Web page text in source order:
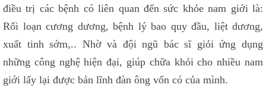
điều trị các bệnh có liên quan đến sức khỏe nam giới là:
Rối loạn cương dương, bệnh lý bao quy đầu, liệt dương,
xuất tinh sớm,.. Nhờ và đội ngũ bác sĩ giỏi ứng dụng
những công nghệ hiện đại, giúp chữa khỏi cho nhiều nam
giới lấy lại được bản lĩnh đàn ông vốn có của mình.